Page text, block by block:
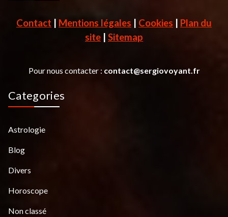
Contact Mentions légales Cookies
Plan du
site
Sitemap
Pour nous contacter : contact@sergiovoyant.fr
Categories
Astrologie
Blog
Divers
Horoscope
Non classé